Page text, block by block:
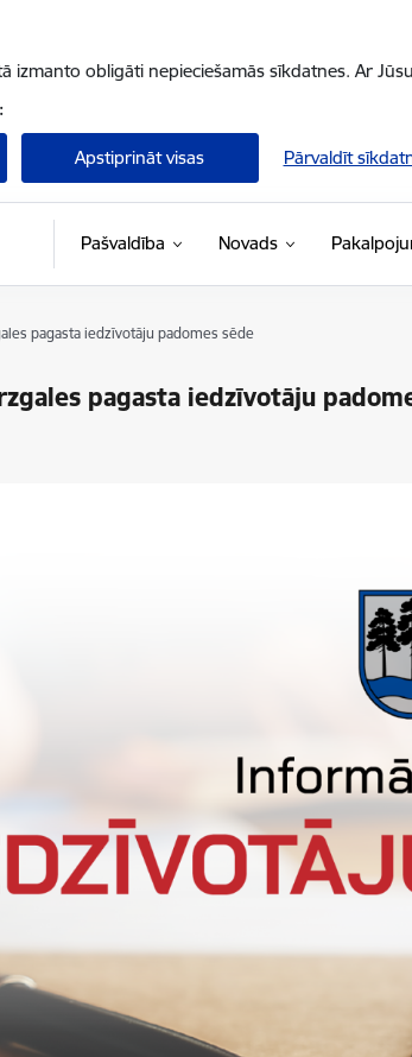
izmanto obligāti nepieciešamās sīkdatnes. Ar
Apstiprināt visas Pārvaldīt
Pašvaldība Novads
pagasta iedzīvotāju padomes sēde
pagasta iedzīvotāju